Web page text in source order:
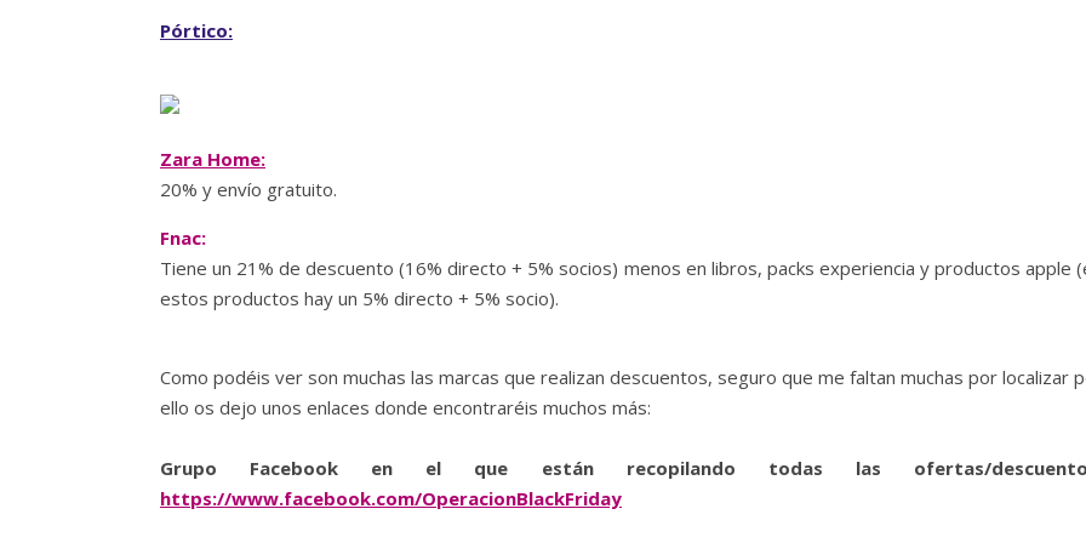
Pórtico:
Zara Home:
20% y envío gratuito.
Fnac:
Tiene un 21% de descuento (16% directo + 5% socios) menos en libros, packs experiencia y productos apple
estos productos hay un 5% directo + 5% socio).
Como podéis ver son muchas las marcas que realizan descuentos, seguro que me faltan muchas por localizar
ello os dejo unos enlaces donde encontraréis muchos más:
Grupo Facebook en el que están recopilando todas las ofertas/
https://www.facebook.com/OperacionBlackFriday